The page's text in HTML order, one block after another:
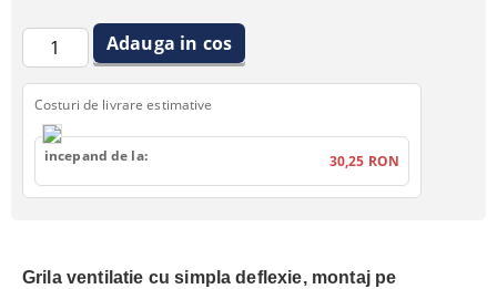
Grila ventilatie cu simpla deflexie, montaj pe
Costuri de livrare estimative
incepand de la: 30,25 RON